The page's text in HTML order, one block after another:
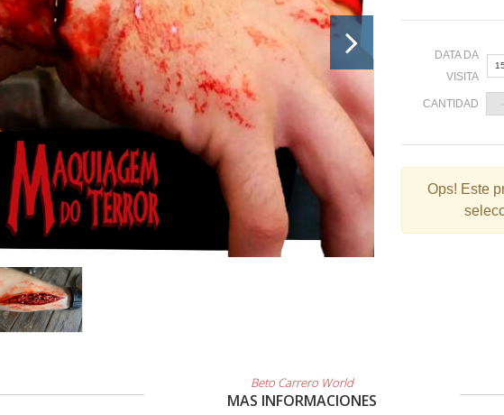
DATA DA
VISITA
2
9
CANTIDAD
Ops! Este
Beto Carrero World
MAS INFORMACIONES